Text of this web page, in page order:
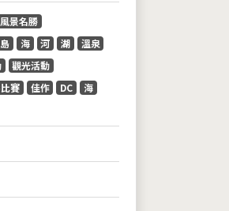
風景名勝
島 海 河 湖
溫泉
觀光活動
賽 佳作 DC
海